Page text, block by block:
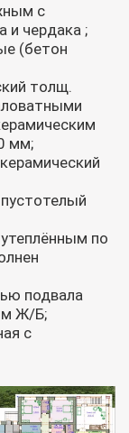
с
и чердака ;
(бетон
толщ.
мм;
по
подвала
Ж/Б;
с